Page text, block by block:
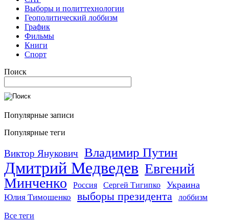
Выборы и политтехнологии
Геополитический лоббизм
График
Фильмы
Книги
Спорт
Поиск
Популярные записи
Популярные теги
Виктор Янукович Владимир Путин
Дмитрий Медведев Евгений
Минченко
Россия Сергей Тигипко Украина
Юлия Тимошенко выборы президента лоббизм
Все теги